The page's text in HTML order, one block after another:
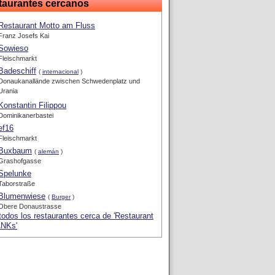
cercanos
Restaurant Motto am Fluss
Josefs Kai
Badeschiff ( internacional )
zwischen Schwedenplatz und
Konstantin Filippou
Buxbaum ( alemán )
Blumenwiese ( Burger)
Donaustrasse
los restaurantes cerca de 'Restaurant